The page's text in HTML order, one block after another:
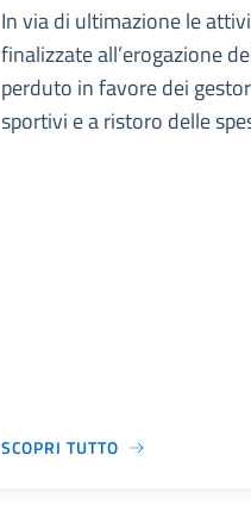
In via di ultimazione le
finalizzate all’erogazione
perduto in favore dei
sportivi e a ristoro delle
SCOPRI TUTTO